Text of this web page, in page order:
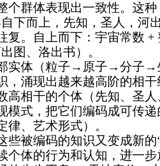
个群体表现出一致性。这
下而上，先知，圣人，河
复。自上而下：宇宙常数 +
图、洛出书）。
实体（粒子→原子→分子
，涌现出越来越高阶的相干
高相干的个体（先知、圣
模式，把它们编码成可传
律、艺术形式）。
些被编码的知识又变成新的
个体的行为和认知，进一